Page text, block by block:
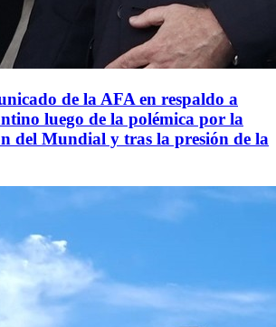
de la AFA en respaldo a
luego de la polémica por la
del Mundial y tras la presión de la